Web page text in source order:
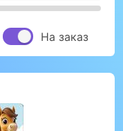
На заказ